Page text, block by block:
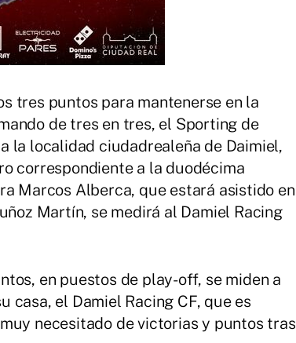
tres puntos para mantenerse en la
de tres en tres, el Sporting de
la localidad ciudadrealeña de Daimiel,
correspondiente a la duodécima
Marcos Alberca, que estará asistido en
Martín, se medirá al Damiel Racing
en puestos de play-off, se miden a
casa, el Damiel Racing CF, que es
necesitado de victorias y puntos tras